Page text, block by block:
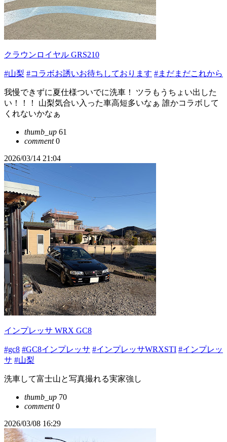
クラウンロイヤル GRS210
#山梨 #コラボお誘いお待ちしております #まだまだこれから
我慢できずに夏仕様ついでに洗車！ ツラもうちょい出した
い！！！ 山梨気合い入った車高短多いなぁ 誰かコラボして
くれないかなぁ
thumb_up 61
comment0
2026/03/14 21:04
インプレッサ WRX GC8
#gc8 #GC8インプレッサ #インプレッサWRXSTI #インプレッ
サ #山梨
洗車して富士山と写真撮れる実家強し
thumb_up 70
comment0
2026/03/08 16:29